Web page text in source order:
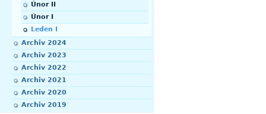
Únor II
Únor I
Leden I
Archiv 2024
Archiv 2023
Archiv 2022
Archiv 2021
Archiv 2020
Archiv 2019